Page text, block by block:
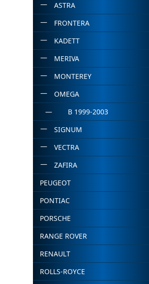
ASTRA
FRONTERA
KADETT
MERIVA
MONTEREY
OMEGA
B 1999-2003
SIGNUM
VECTRA
ZAFIRA
PEUGEOT
PONTIAC
PORSCHE
RANGE ROVER
RENAULT
ROLLS-ROYCE